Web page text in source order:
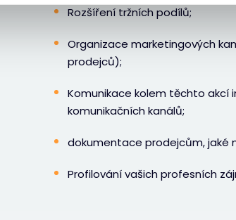
Rozšíření tržních podílů;
Organizace marketingových
prodejců);
Komunikace kolem těchto akcí
komunikačních kanálů;
dokumentace prodejcům, jaké
Profilování vašich profesních